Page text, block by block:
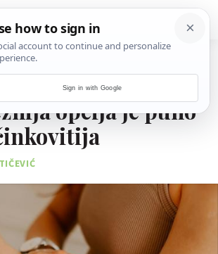
nemojte češati
opcija je puno
Sign in with Google